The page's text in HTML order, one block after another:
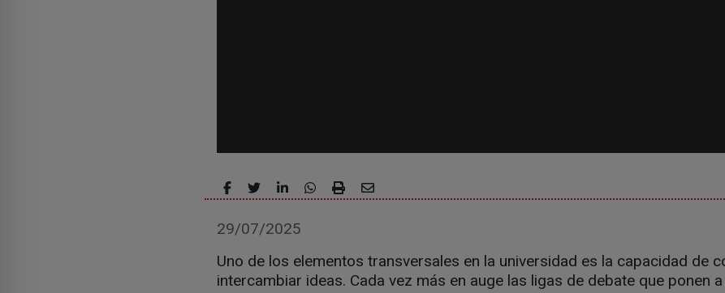
29/07/2025
Uno de los elementos transversales en la universidad es la capacidad de
intercambiar ideas. Cada vez más en auge las ligas de debate que ponen